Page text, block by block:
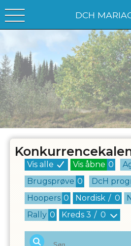
DCH
Vis alle Vis åbne 0
Brugsprøve 0 DcH
Hoopers 0 Nordisk / 0
Rally 0 Kreds 3 / 0